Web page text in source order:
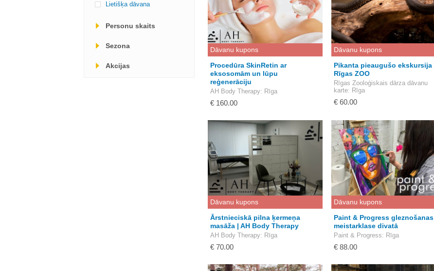
Lietišķa dāvana
Personu skaits
Sezona
Akcijas
Dāvanu kupons
Procedūra SkinRetin ar
eksosomām un lūpu
reģenerāciju
AH Body Therapy: Rīga
€ 160.00
Dāvanu kupons
Pikanta pieaugušo ekskursija
Rīgas ZOO
Rīgas Zooloģiskais dārza dāvanu
karte: Rīga
€ 60.00
Dāvanu kupons
Ārstnieciskā pilna ķermeņa
masāža | AH Body Therapy
AH Body Therapy: Rīga
€ 70.00
Dāvanu kupons
Paint & Progress gleznošanas
meistarklase divatā
Paint & Progress: Rīga
€ 88.00